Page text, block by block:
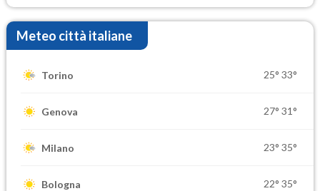
Meteo città italiane
Torino 25° 33°
Genova 27° 31°
Milano 23° 35°
Bologna 22° 35°